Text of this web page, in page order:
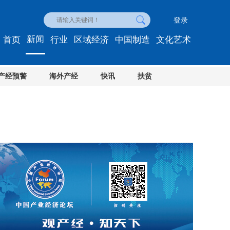
登录
首页 新闻
经预警 海外产经 快讯 扶贫
行业 区域经济 中国制造 文化艺术